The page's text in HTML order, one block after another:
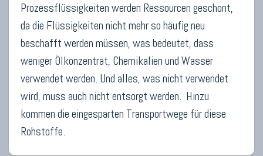
Prozessflüssigkeiten werden Ressourcen geschont,
da die Flüssigkeiten nicht mehr so häufig neu
beschafft werden müssen, was bedeutet, dass
weniger Ölkonzentrat, Chemikalien und Wasser
verwendet werden. Und alles, was nicht verwendet
wird, muss auch nicht entsorgt werden. Hinzu
kommen die eingesparten Transportwege für diese
Rohstoffe.